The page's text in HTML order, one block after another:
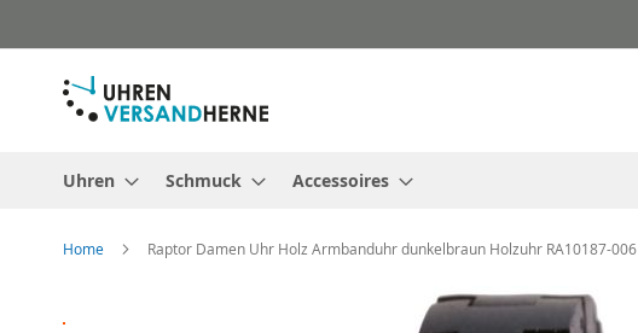
zum
Inhalt
Uhren
Schmuck Accessoires
Home Raptor Damen Uhr Holz Armbanduhr dunkelbraun Holzuhr RA10187-006
Ende